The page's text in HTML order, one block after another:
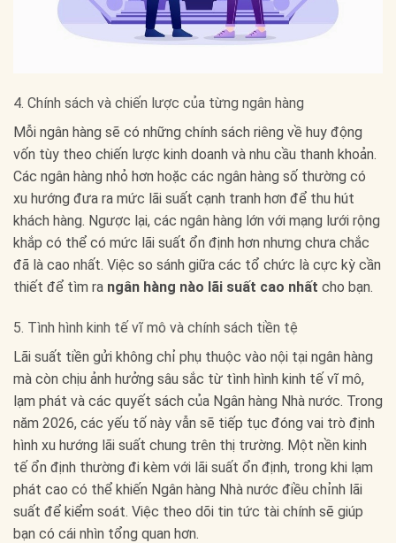
4. Chính sách và chiến lược của từng ngân hàng
Mỗi ngân hàng sẽ có những chính sách riêng về huy động
vốn tùy theo chiến lược kinh doanh và nhu cầu thanh khoản.
Các ngân hàng nhỏ hơn hoặc các ngân hàng số thường có
xu hướng đưa ra mức lãi suất cạnh tranh hơn để thu hút
khách hàng. Ngược lại, các ngân hàng lớn với mạng lưới rộng
khắp có thể có mức lãi suất ổn định hơn nhưng chưa chắc
đã là cao nhất. Việc so sánh giữa các tổ chức là cực kỳ cần
thiết để tìm ra ngân hàng nào lãi suất cao nhất cho bạn.
5. Tình hình kinh tế vĩ mô và chính sách tiền tệ
Lãi suất tiền gửi không chỉ phụ thuộc vào nội tại ngân hàng
mà còn chịu ảnh hưởng sâu sắc từ tình hình kinh tế vĩ mô,
lạm phát và các quyết sách của Ngân hàng Nhà nước. Trong
năm 2026, các yếu tố này vẫn sẽ tiếp tục đóng vai trò định
hình xu hướng lãi suất chung trên thị trường. Một nền kinh
tế ổn định thường đi kèm với lãi suất ổn định, trong khi lạm
phát cao có thể khiến Ngân hàng Nhà nước điều chỉnh lãi
suất để kiểm soát. Việc theo dõi tin tức tài chính sẽ giúp
bạn có cái nhìn tổng quan hơn.